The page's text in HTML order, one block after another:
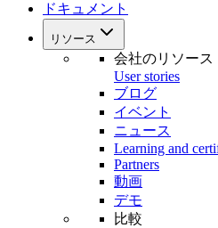
ドキュメント
リソース
会社のリソース
User stories
ブログ
イベント
ニュース
Learning and
Partners
動画
デモ
比較